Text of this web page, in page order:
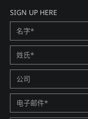
SIGN UP HERE